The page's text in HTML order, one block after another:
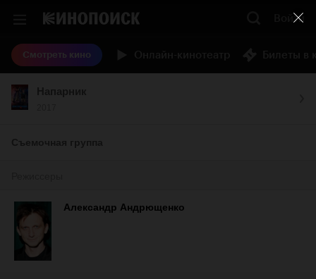
Войти
Смотреть кино
Александр Андрющенко